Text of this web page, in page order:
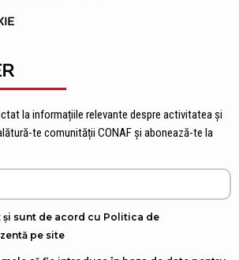
la informațiile relevante despre activitatea și
te comunității CONAF și abonează-te la
și sunt de acord cu Politica de
pe site